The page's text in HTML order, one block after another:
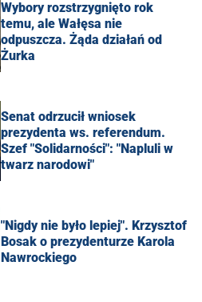
Wybory rozstrzygnięto rok
temu, ale Wałęsa nie
odpuszcza. Żąda działań od
Żurka
Senat odrzucił wniosek
prezydenta ws. referendum.
Szef "Solidarności": "Napluli w
twarz narodowi"
"Nigdy nie było lepiej". Krzysztof
Bosak o prezydenturze Karola
Nawrockiego